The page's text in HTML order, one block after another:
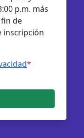
p.m. más
de
inscripción
*